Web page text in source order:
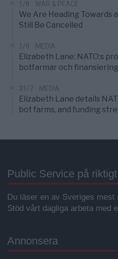
1/8 WAR & PEACE
We Are Heading Towards
Still Be Cancelled
1/8 MEDIA
Elizabeth Lane: NATO:s
botfarmar och finansiering
31/7 MEDIA
Elizabeth Lane details
bot farms, and funding
Public Service på riktigt
Du läser en av Sveriges mest
Stöd vårt dagliga arbeta med
Annonsera